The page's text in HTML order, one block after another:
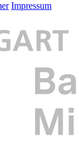
Impressum